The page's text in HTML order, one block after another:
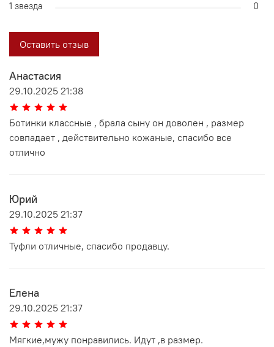
Анастасия
29.10.2025 21:38
Ботинки классные , брала сыну он доволен , размер
совпадает , действительно кожаные, спасибо все
отлично
Юрий
29.10.2025 21:37
Туфли отличные, спасибо продавцу.
Елена
29.10.2025 21:37
Мягкие,мужу понравились. Идут ,в размер.
1 звезда 0
Оставить отзыв